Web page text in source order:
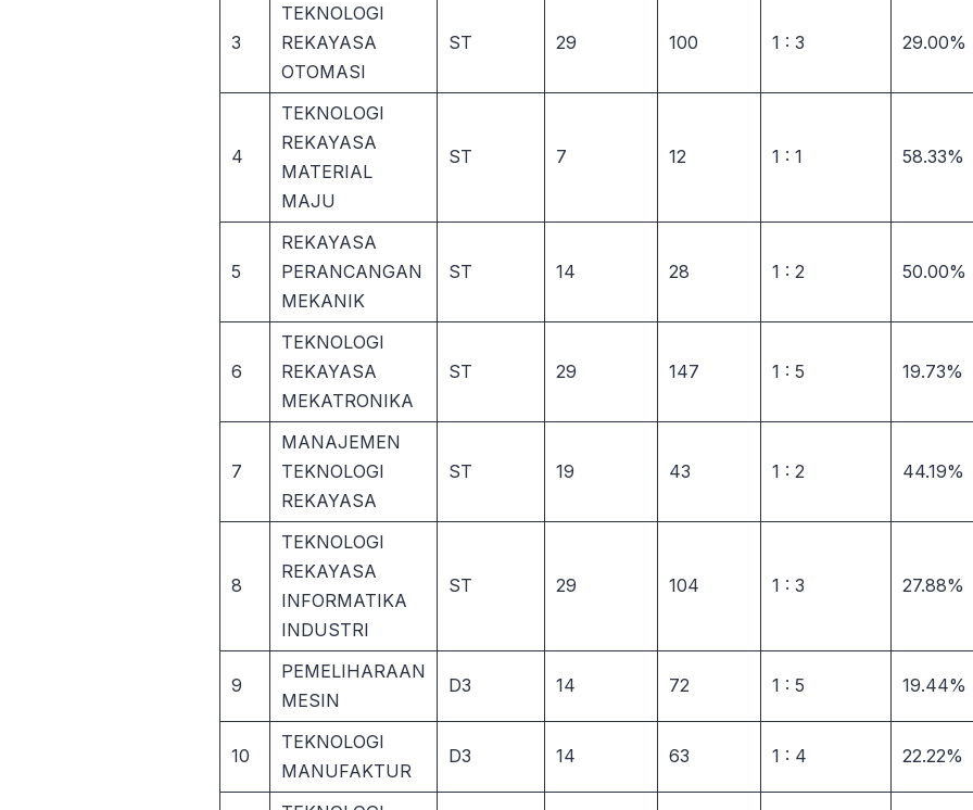
3
TEKNOLOGI
REKAYASA
OTOMASI
ST 29 100 1 : 3 29.00%
4
TEKNOLOGI
REKAYASA
MATERIAL
MAJU
ST 7 12 1 : 1 58.33%
5
REKAYASA
PERANCANGAN
MEKANIK
ST 14 28 1 : 2 50.00%
6
TEKNOLOGI
REKAYASA
MEKATRONIKA
ST 29 147 1 : 5 19.73%
7
MANAJEMEN
TEKNOLOGI
REKAYASA
ST 19 43 1 : 2 44.19%
8
TEKNOLOGI
REKAYASA
INFORMATIKA
INDUSTRI
ST 29 104 1 : 3 27.88%
9
PEMELIHARAAN
MESIN
D3 14 72 1 : 5 19.44%
10
TEKNOLOGI
MANUFAKTUR
D3 14 63 1 : 4 22.22%